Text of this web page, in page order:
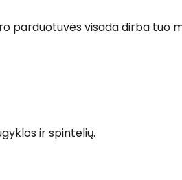
parduotuvės visada dirba tuo
ir spintelių.